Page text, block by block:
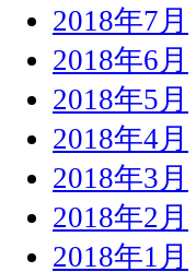
2018年7月
2018年6月
2018年5月
2018年4月
2018年3月
2018年2月
2018年1月